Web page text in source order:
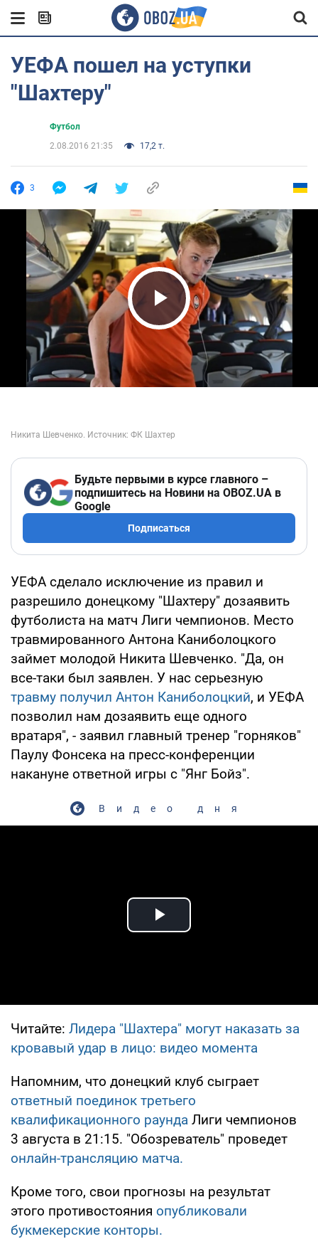
УЕФА пошел на уступки
"Шахтеру"
Футбол
2.08.2016 21:35
17,2 т.
3
Play Video
Будьте первыми в курсе главного –
подпишитесь на Новини на OBOZ.UA в
Google
Подписаться
УЕФА сделало исключение из правил и
разрешило донецкому "Шахтеру" дозаявить
футболиста на матч Лиги чемпионов. Место
травмированного Антона Каниболоцкого
займет молодой Никита Шевченко. "Да, он
все-таки был заявлен. У нас серьезную
травму получил Антон Каниболоцкий, и УЕФА
позволил нам дозаявить еще одного
вратаря", - заявил главный тренер "горняков"
Паулу Фонсека на пресс-конференции
накануне ответной игры с "Янг Бойз".
Видео дня
Play Video
Читайте: Лидера "Шахтера" могут наказать за
кровавый удар в лицо: видео момента
Напомним, что донецкий клуб сыграет
ответный поединок третьего
квалификационного раунда Лиги чемпионов
3 августа в 21:15. "Обозреватель" проведет
онлайн-трансляцию матча.
Кроме того, свои прогнозы на результат
этого противостояния опубликовали
букмекерские конторы.